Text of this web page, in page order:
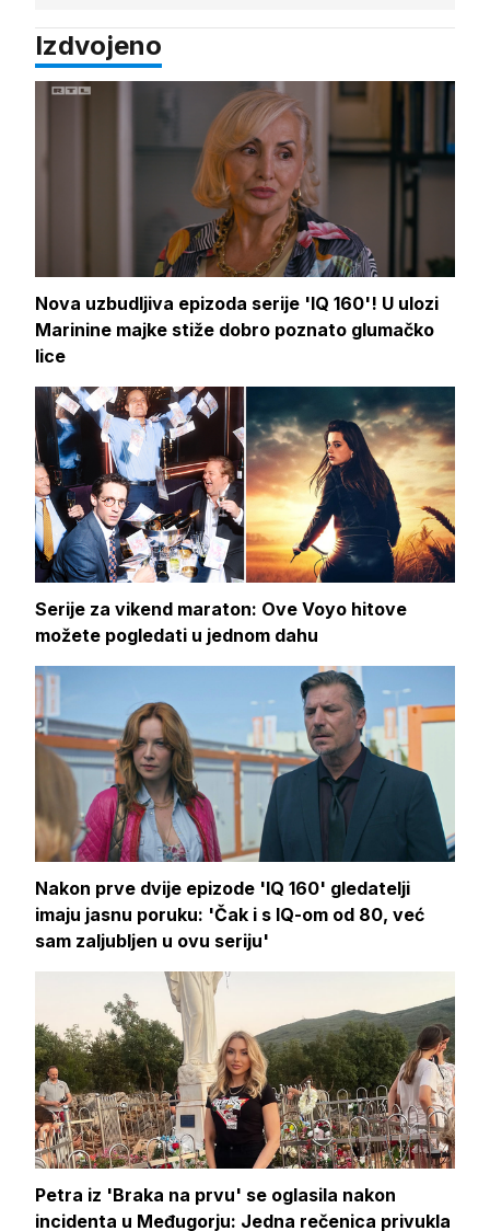
Izdvojeno
Nova uzbudljiva epizoda serije 'IQ 160'! U ulozi
Marinine majke stiže dobro poznato glumačko
lice
Serije za vikend maraton: Ove Voyo hitove
možete pogledati u jednom dahu
Nakon prve dvije epizode 'IQ 160' gledatelji
imaju jasnu poruku: 'Čak i s IQ-om od 80, već
sam zaljubljen u ovu seriju'
Petra iz 'Braka na prvu' se oglasila nakon
incidenta u Međugorju: Jedna rečenica privukla